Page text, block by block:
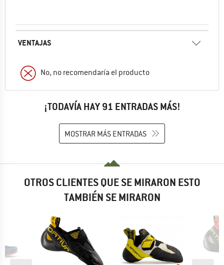
VENTAJAS
No, no recomendaría el producto
¡TODAVÍA HAY 91 ENTRADAS MÁS!
MOSTRAR MÁS ENTRADAS
OTROS CLIENTES QUE SE MIRARON ESTO
TAMBIÉN SE MIRARON